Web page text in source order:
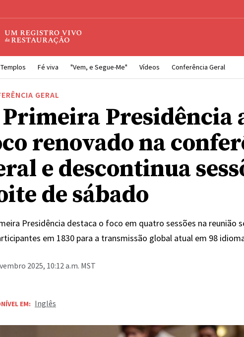
Templos Fé viva "Vem, e Segue-Me" Vídeos Conferência Geral
GERAL
Presidência
renovado na
e descontinua
de sábado
Presidência destaca o foco em quatro sessões na reunião
em 1830 para a transmissão global atual em 98
2025, 10:12 a.m. MST
EM: Inglês